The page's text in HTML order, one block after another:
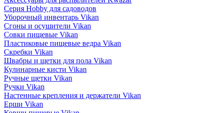
Серия Hobby для садоводов
Уборочный инвентарь Vikan
Сгоны и осушители Vikan
Совки пищевые Vikan
Пластиковые пищевые ведра Vikan
Скребки Vikan
Швабры и щетки для пола Vikan
Кулинарные кисти Vikan
Ручные щетки Vikan
Ручки Vikan
Настенные крепления и держатели Vikan
Ерши Vikan